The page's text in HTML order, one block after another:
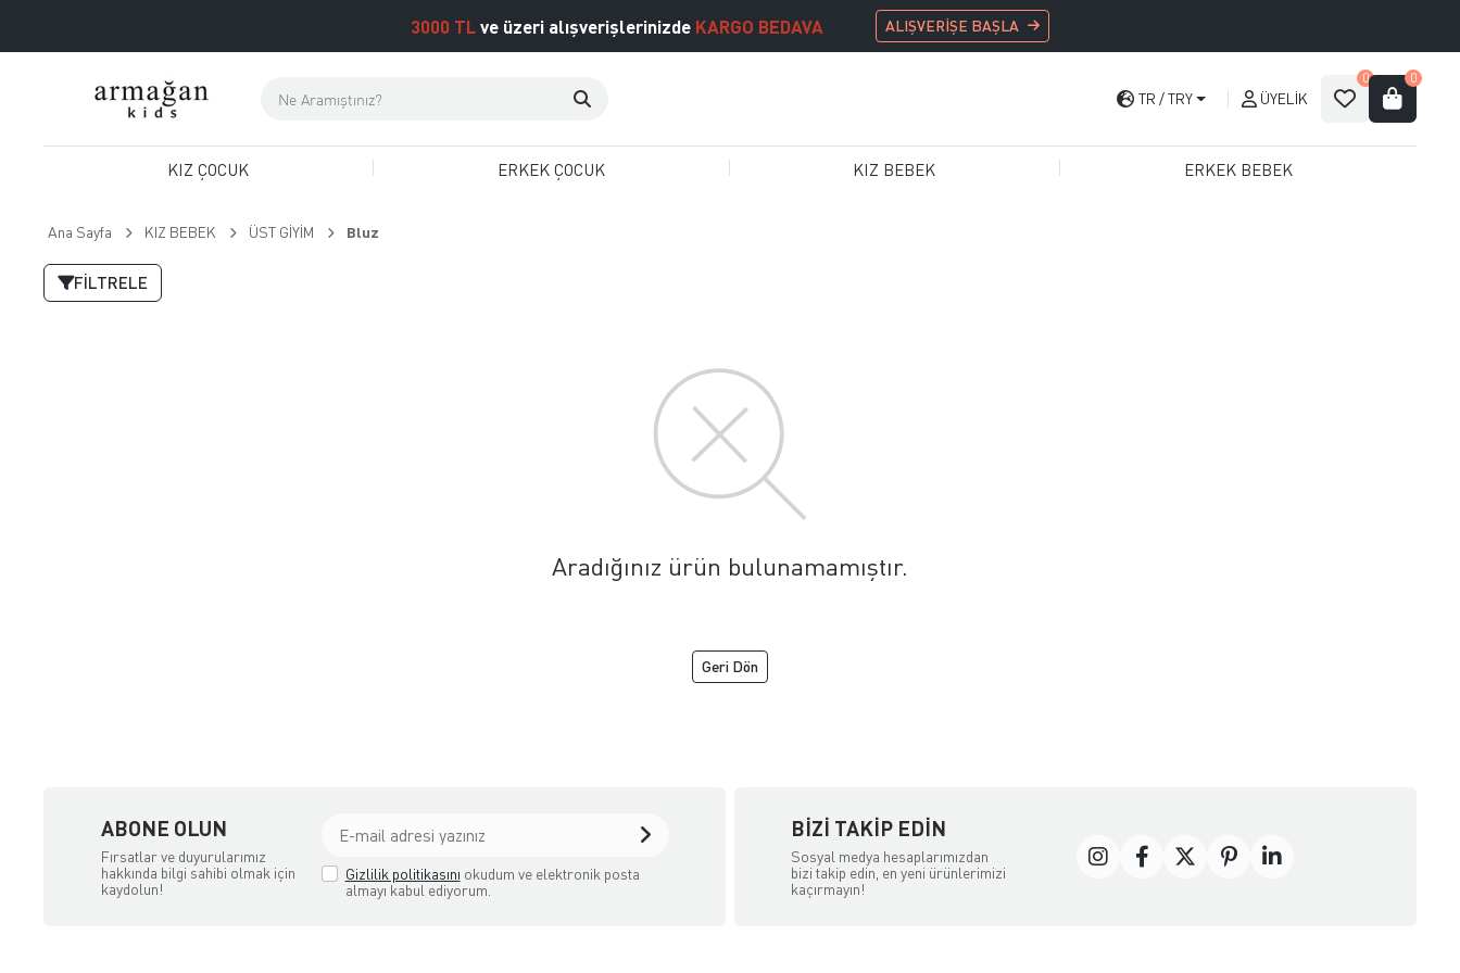
3000 TL ve üzeri alışverişlerinizde KARGO BEDAVA ALIŞVERİŞE BAŞLA
TR TRY ÜYELIK
0 0
KIZ ÇOCUK ERKEK ÇOCUK KIZ BEBEK ERKEK BEBEK
Ana Sayfa KIZ BEBEK ÜST GİYİM Bluz
FILTRELE
Aradığınız ürün bulunamamıştır.
Geri Dön
ABONE OLUN
Fırsatlar ve duyurularımız
hakkında bilgi sahibi olmak için
kaydolun!
Gizlilik politikasını okudum ve elektronik posta
almayı kabul ediyorum.
BIZI TAKIP EDIN
Sosyal medya hesaplarımızdan
bizi takip edin, en yeni ürünlerimizi
kaçırmayın!